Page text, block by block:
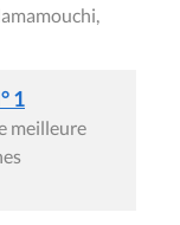
1
meilleure